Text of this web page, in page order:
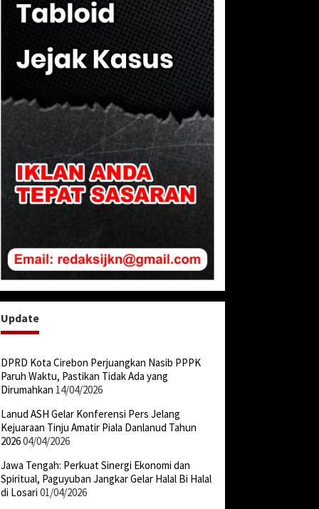
Update
DPRD Kota Cirebon Perjuangkan Nasib PPPK
Paruh Waktu, Pastikan Tidak Ada yang
Dirumahkan 14/04/2026
Lanud ASH Gelar Konferensi Pers Jelang
Kejuaraan Tinju Amatir Piala Danlanud Tahun
202604/04/2026
Jawa Tengah: Perkuat Sinergi Ekonomi dan
Spiritual, Paguyuban Jangkar Gelar Halal Bi Halal
di Losari 01/04/2026